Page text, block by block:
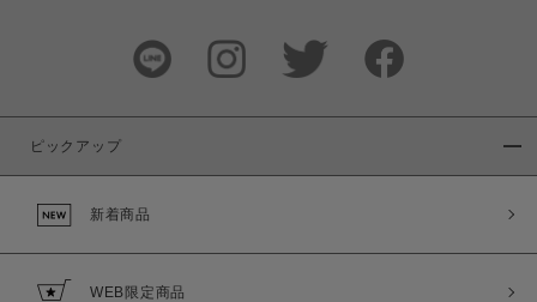
ピックアップ
新着商品
WEB限定商品